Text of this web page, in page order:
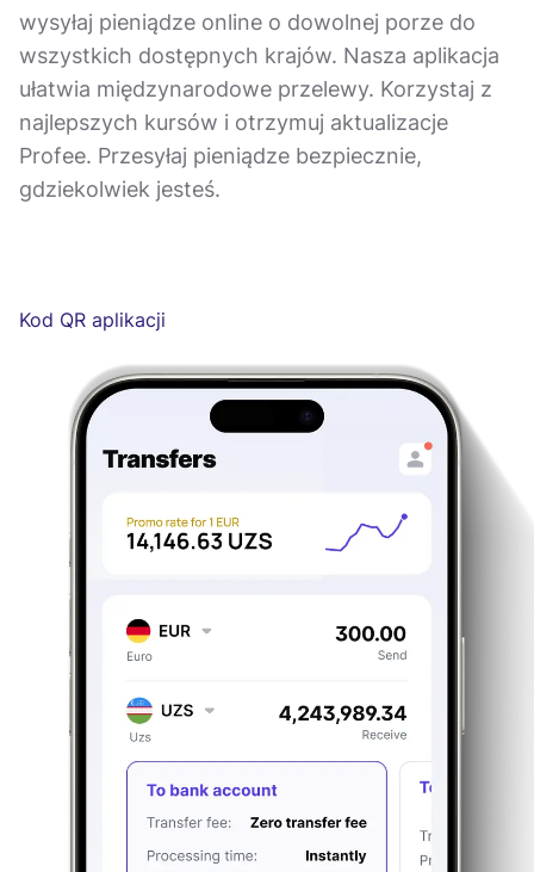
wysyłaj pieniądze online o dowolnej porze do
wszystkich dostępnych krajów. Nasza aplikacja
ułatwia międzynarodowe przelewy. Korzystaj z
najlepszych kursów i otrzymuj aktualizacje
Profee. Przesyłaj pieniądze bezpiecznie,
gdziekolwiek jesteś.
Kod QR aplikacji